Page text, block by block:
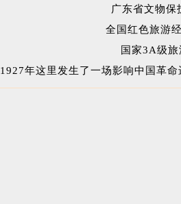
广东省文物保
全国红色旅游
国家3A级旅
1927年这里发生了一场影响中国革